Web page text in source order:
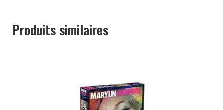
Produits similaires